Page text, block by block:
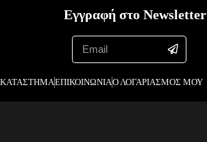
Εγγραφή στο Newsletter
ΚΑΤΑΣΤΗΜΑΕΠΙΚΟΙΝΩΝΙΑΟ ΛΟΓΑΡΙΑΣΜΟΣ ΜΟΥ